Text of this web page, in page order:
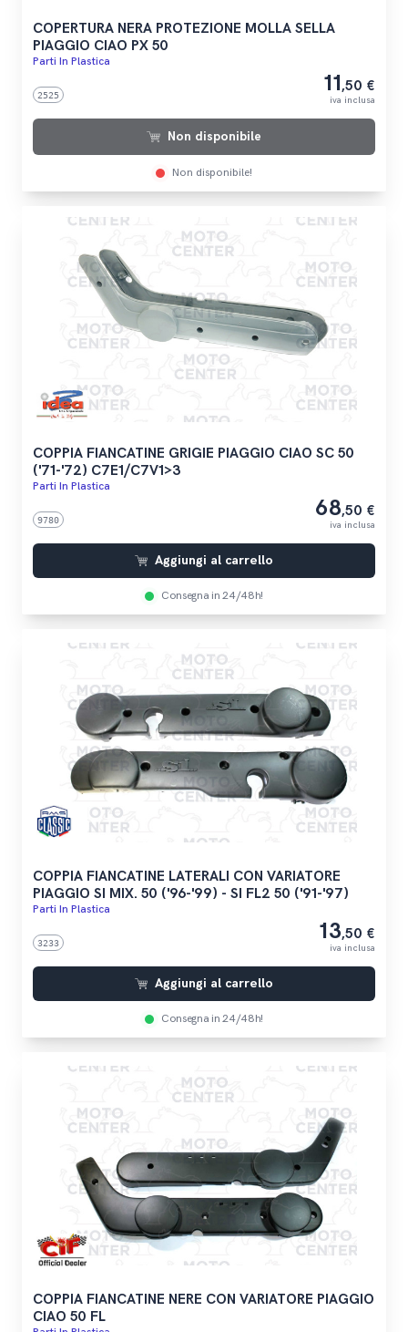
COPERTURA NERA PROTEZIONE MOLLA SELLA
PIAGGIO CIAO PX 50
Parti In Plastica
2525 11,50 €
iva inclusa
Non disponibile
Non disponibile!
COPPIA FIANCATINE GRIGIE PIAGGIO CIAO SC 50
('71-'72) C7E1/C7V1>3
Parti In Plastica
9780 68,50 €
iva inclusa
Aggiungi al carrello
Consegna in 24/48h!
COPPIA FIANCATINE LATERALI CON VARIATORE
PIAGGIO SI MIX. 50 ('96-'99) - SI FL2 50 ('91-'97)
Parti In Plastica
3233 13,50 €
iva inclusa
Aggiungi al carrello
Consegna in 24/48h!
COPPIA FIANCATINE NERE CON VARIATORE PIAGGIO
CIAO 50 FL